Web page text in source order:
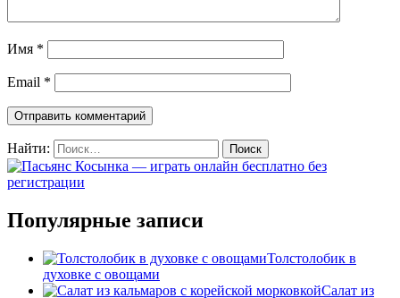
Имя *
Email *
Найти:
Популярные записи
Толстолобик в
духовке с овощами
Салат из